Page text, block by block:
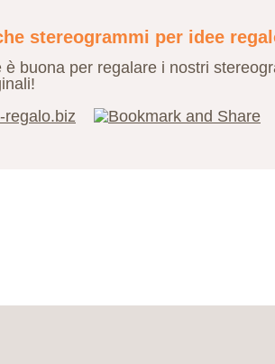
stereogrammi per idee
è buona per regalare i nostri
regalo.biz